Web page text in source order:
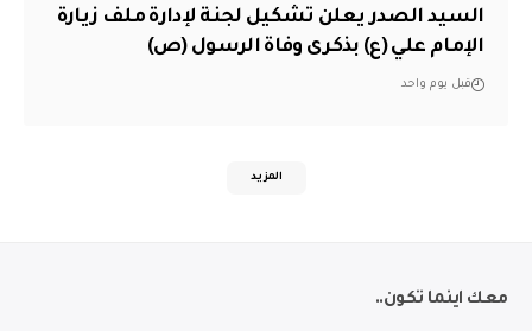
السيد الصدر يعلن تشكيل لجنة لإدارة ملف زيارة
الإمام علي (ع) بذكرى وفاة الرسول (ص)
قبل يوم واحد
المزيد
معك اينما تكون..